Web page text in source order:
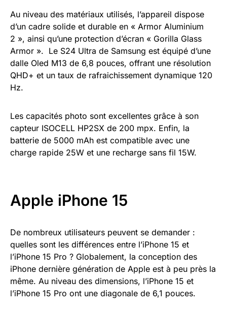
Au niveau des matériaux utilisés, l’appareil dispose
d’un cadre solide et durable en « Armor Aluminium
2 », ainsi qu’une protection d’écran « Gorilla Glass
Armor ». Le S24 Ultra de Samsung est équipé d’une
dalle Oled M13 de 6,8 pouces, offrant une résolution
QHD+ et un taux de rafraichissement dynamique 120
Hz.
Les capacités photo sont excellentes grâce à son
capteur ISOCELL HP2SX de 200 mpx. Enfin, la
batterie de 5000 mAh est compatible avec une
charge rapide 25W et une recharge sans fil 15W.
Apple iPhone 15
De nombreux utilisateurs peuvent se demander :
quelles sont les différences entre l’iPhone 15 et
l’iPhone 15 Pro ? Globalement, la conception des
iPhone dernière génération de Apple est à peu près la
même. Au niveau des dimensions, l’iPhone 15 et
l’iPhone 15 Pro ont une diagonale de 6,1 pouces.